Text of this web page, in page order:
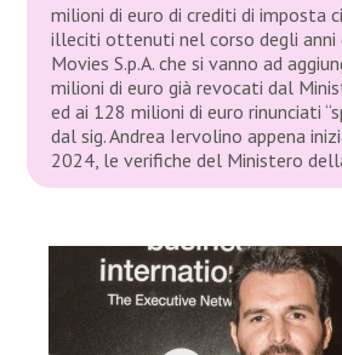
milioni di euro di crediti di imposta
illeciti ottenuti nel corso degli anni
Movies S.p.A. che si vanno ad
milioni di euro già revocati dal
ed ai 128 milioni di euro rinunciati
dal sig. Andrea Iervolino appena
2024, le verifiche del Ministero